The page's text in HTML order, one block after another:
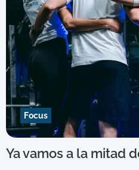
Focus
Ya vamos a la mitad